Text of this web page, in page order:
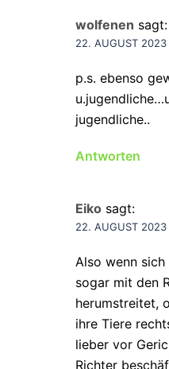
wolfenen sagt:
22. AUGUST
p.s. ebenso
jugendliche..
Antworten
Eiko sagt:
22. AUGUST
Also wenn
sogar mit den
herumstreitet,
ihre Tiere
lieber vor
Richter